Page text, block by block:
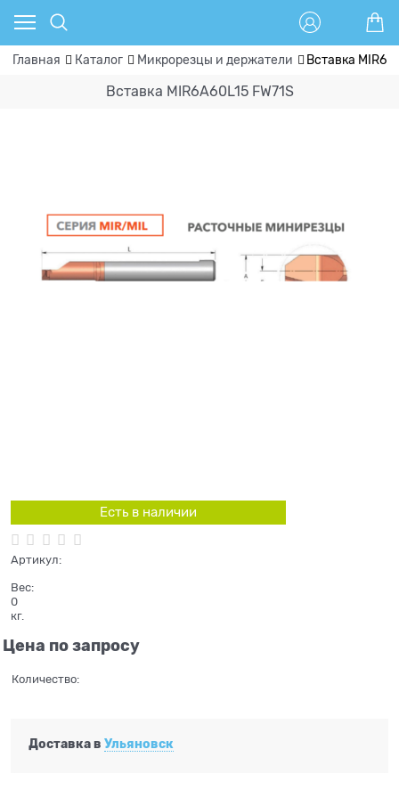
Главная Каталог Микрорезцы и держатели Вставка
Вставка MIR6A60L15 FW71S
Есть в наличии
Артикул:
Вес:
0
кг.
Цена по запросу
Количество:
Доставка в Ульяновск